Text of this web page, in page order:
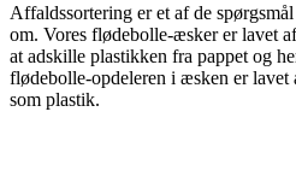
Affaldssortering er et af de
om. Vores flødebolle-æsker er lavet
at adskille plastikken fra pappet og
flødebolle-opdeleren i æsken er lavet
som plastik.